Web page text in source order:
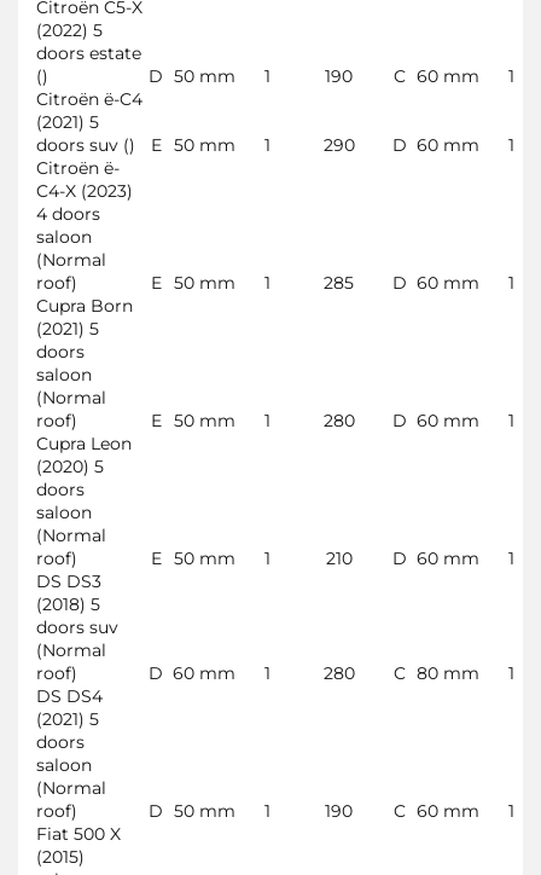
Citroën C5-X
(2022) 5
doors estate
()
D 50 mm 1 190 C 60 mm
1
Citroën ë-C4
(2021) 5
doors suv ()
E 50 mm 1 290 D 60 mm
1
Citroën ë-
C4-X (2023)
4 doors
saloon
(Normal
roof)
E 50 mm 1 285 D 60 mm
1
Cupra Born
(2021) 5
doors
saloon
(Normal
roof)
E 50 mm 1 280 D 60 mm
1
Cupra Leon
(2020) 5
doors
saloon
(Normal
roof)
E 50 mm 1 210 D 60 mm
1
DS DS3
(2018) 5
doors suv
(Normal
roof)
D 60 mm 1 280 C 80 mm
1
DS DS4
(2021) 5
doors
saloon
(Normal
roof)
D 50 mm 1 190 C 60 mm
1
Fiat 500 X
(2015)